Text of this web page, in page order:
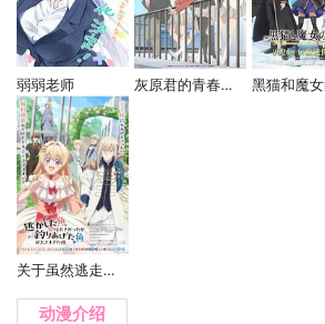
弱弱老师 灰原君的青春二周目
关于虽然逃走的鱼很大、但钓上来的鱼却太大了这件事
动漫介绍